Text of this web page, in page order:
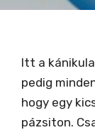
Itt a
pedig
hogy egy
pázsiton.